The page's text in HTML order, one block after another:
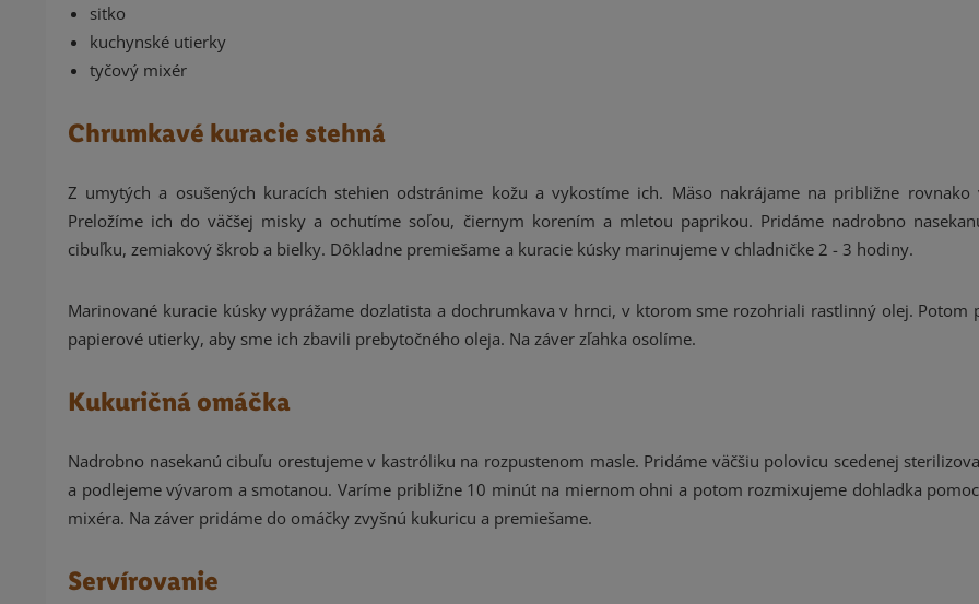
sitko
kuchynské utierky
tyčový mixér
Chrumkavé kuracie stehná
Z umytých a osušených kuracích stehien odstránime kožu a vykostíme ich. Mäso nakrájame na približne rovnako
Preložíme ich do väčšej misky a ochutíme soľou, čiernym korením a mletou paprikou. Pridáme nadrobno
cibuľku, zemiakový škrob a bielky. Dôkladne premiešame a kuracie kúsky marinujeme v chladničke 2 - 3 hodiny.
Marinované kuracie kúsky vyprážame dozlatista a dochrumkava v hrnci, v ktorom sme rozohriali rastlinný olej. Potom
papierové utierky, aby sme ich zbavili prebytočného oleja. Na záver zľahka osolíme.
Kukuričná omáčka
Nadrobno nasekanú cibuľu orestujeme v kastróliku na rozpustenom masle. Pridáme väčšiu polovicu scedenej
a podlejeme vývarom a smotanou. Varíme približne 10 minút na miernom ohni a potom rozmixujeme dohladka
mixéra. Na záver pridáme do omáčky zvyšnú kukuricu a premiešame.
Servírovanie